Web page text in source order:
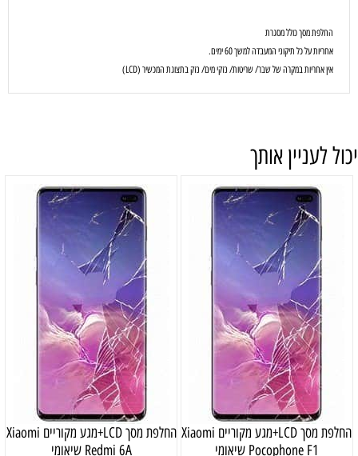
החלפת מסך כולל מסגרת
אחריות על כל תיקוני המעבדה למשך 60 ימים.
אין אחריות במקרה של שבר/ שריטות/ נזקי מים/ נזק בתצוגת המכשיר (LCD)
יכול לעניין אותך
החלפת מסך LCD+מגע מקוריים Xiaomi
Pocophone F1 שיאומי
החלפת מסך LCD+מגע מקוריים Xiaomi
Redmi 6A שיאומי